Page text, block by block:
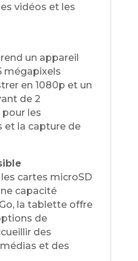
vidéos et les
un appareil
mégapixels
en 1080p et un
de 2
les
et la capture de
cartes microSD
capacité
la tablette offre
de
des
et des